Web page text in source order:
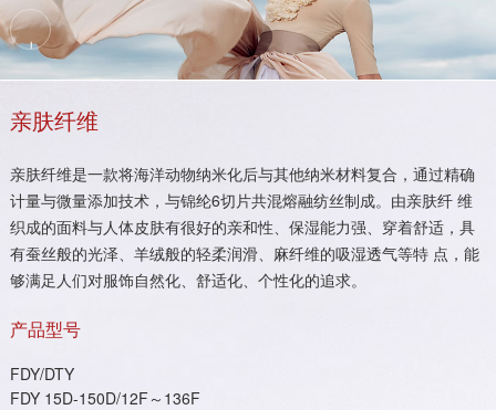
亲肤纤维
亲肤纤维是一款将海洋动物纳米化后与其他纳米材料复合，通过精确
计量与微量添加技术，与锦纶6切片共混熔融纺丝制成。由亲肤纤 维
织成的面料与人体皮肤有很好的亲和性、保湿能力强、穿着舒适，具
有蚕丝般的光泽、羊绒般的轻柔润滑、麻纤维的吸湿透气等特 点，能
够满足人们对服饰自然化、舒适化、个性化的追求。
产品型号
FDY/DTY
FDY 15D-150D/12F～136F